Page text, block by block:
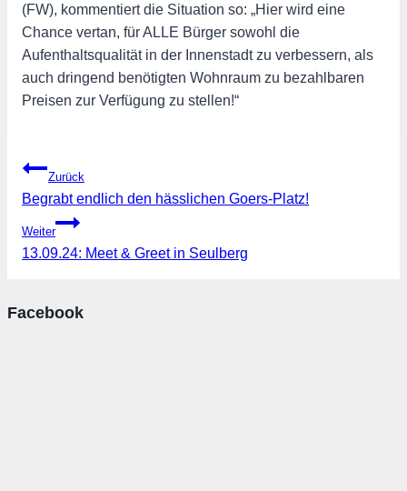
(FW), kommentiert die Situation so: „Hier wird eine
Chance vertan, für ALLE Bürger sowohl die
Aufenthaltsqualität in der Innenstadt zu verbessern, als
auch dringend benötigten Wohnraum zu bezahlbaren
Preisen zur Verfügung zu stellen!“
Beitragsnavigation
Zurück
Begrabt endlich den hässlichen Goers-Platz!
Weiter
13.09.24: Meet & Greet in Seulberg
Facebook